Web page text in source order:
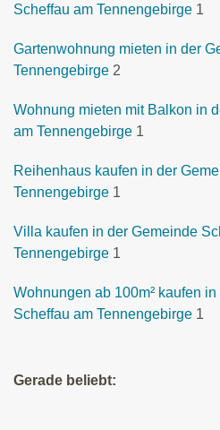
Scheffau am Tennengebirge 1
Gartenwohnung mieten in der
Tennengebirge 2
Wohnung mieten mit Balkon in
am Tennengebirge 1
Reihenhaus kaufen in der
Tennengebirge 1
Villa kaufen in der Gemeinde
Tennengebirge 1
Wohnungen ab 100m² kaufen
Scheffau am Tennengebirge 1
Gerade beliebt: